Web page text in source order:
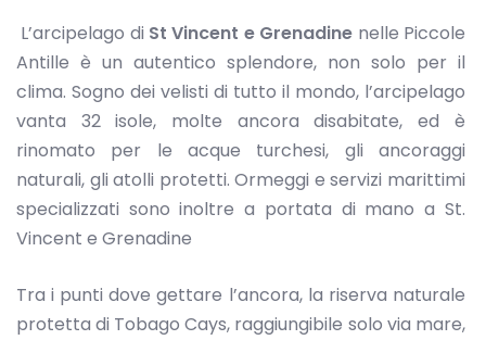
L’arcipelago di St Vincent e Grenadine nelle Piccole
Antille è un autentico splendore, non solo per il
clima. Sogno dei velisti di tutto il mondo, l’arcipelago
vanta 32 isole, molte ancora disabitate, ed è
rinomato per le acque turchesi, gli ancoraggi
naturali, gli atolli protetti. Ormeggi e servizi marittimi
specializzati sono inoltre a portata di mano a St.
Vincent e Grenadine
Tra i punti dove gettare l’ancora, la riserva naturale
protetta di Tobago Cays, raggiungibile solo via mare,